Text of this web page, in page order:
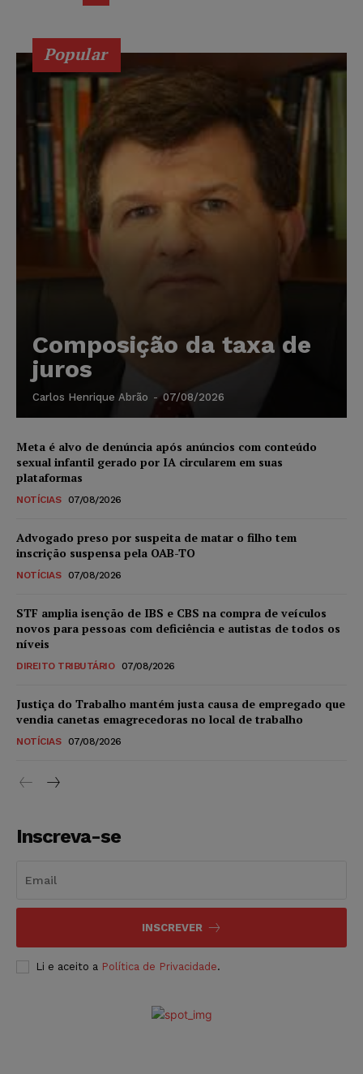
Popular
Composição da taxa de
juros
Carlos Henrique Abrão - 07/08/2026
Meta é alvo de denúncia após anúncios com conteúdo
sexual infantil gerado por IA circularem em suas
plataformas
NOTÍCIAS 07/08/2026
Advogado preso por suspeita de matar o filho tem
inscrição suspensa pela OAB-TO
NOTÍCIAS 07/08/2026
STF amplia isenção de IBS e CBS na compra de veículos
novos para pessoas com deficiência e autistas de todos os
níveis
DIREITO TRIBUTÁRIO 07/08/2026
Justiça do Trabalho mantém justa causa de empregado que
vendia canetas emagrecedoras no local de trabalho
NOTÍCIAS 07/08/2026
Inscreva-se
INSCREVER
Li e aceito a Política de Privacidade.